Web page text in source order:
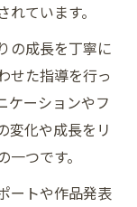
ています。
の成長を丁寧に
せた指導を行っ
ケーションやフ
変化や成長をリ
つです。
ートや作品発表